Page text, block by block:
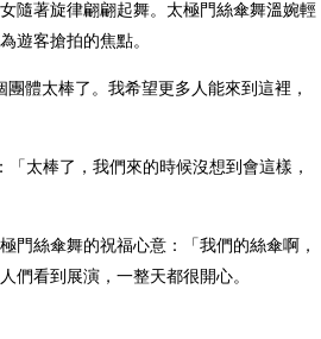
隨著旋律翩翩起舞。太極門絲傘舞溫婉輕
遊客搶拍的焦點。
團體太棒了。我希望更多人能來到這裡，
「太棒了，我們來的時候沒想到會這樣，
門絲傘舞的祝福心意：「我們的絲傘啊，
們看到展演，一整天都很開心。